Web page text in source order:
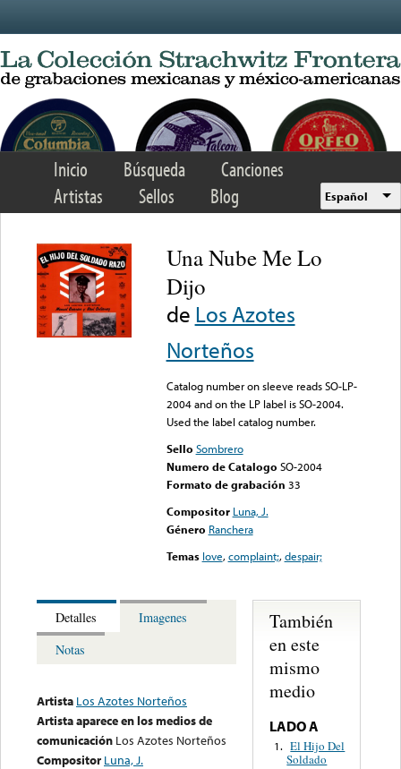
Inicio Búsqueda
Canciones
Artistas
Sellos Blog Español
Una Nube Me Lo
Dijo
de Los Azotes
Norteños
Catalog number on sleeve reads SO-LP-
2004 and on the LP label is SO-2004.
Used the label catalog number.
Audio excerpt
Numero de Catalogo
Formato de grabación
CompositorLuna, J.
Notas
ArtistaLos Azotes Norteños
También
en este
mismo
medio